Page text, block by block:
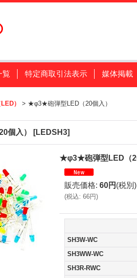
覧 特定商取引法表示 媒体掲載
） > ★φ3★砲弾型LED（20個入）
個入） [LEDSH3]
★φ3★砲弾型LED（
販売価格: 60円 (税別)
(税込: 66円)
SH3W-WC
SH3WW-WC
SH3R-RWC